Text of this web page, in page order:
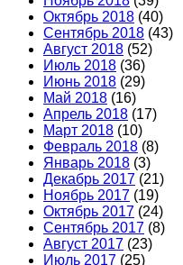
Октябрь 2018 (40)
Сентябрь 2018 (43)
Август 2018 (52)
Июль 2018 (36)
Июнь 2018 (29)
Май 2018 (16)
Апрель 2018 (17)
Март 2018 (10)
Февраль 2018 (8)
Январь 2018 (3)
Декабрь 2017 (21)
Ноябрь 2017 (19)
Октябрь 2017 (24)
Сентябрь 2017 (8)
Август 2017 (23)
Июль 2017 (25)